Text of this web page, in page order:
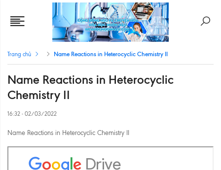
Trang chủ Name Reactions in Heterocyclic Chemistry II
Name Reactions in Heterocyclic
Chemistry II
16:32 - 02/03/2022
Name Reactions in Heterocyclic Chemistry II